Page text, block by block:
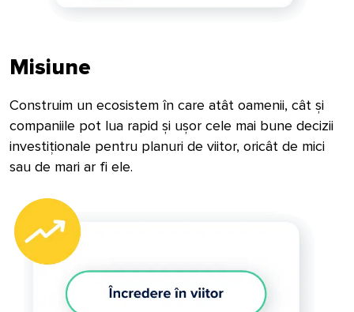
Misiune
Construim un ecosistem în care atât oamenii, cât și
companiile pot lua rapid și ușor cele mai bune decizii
investiționale pentru planuri de viitor, oricât de mici
sau de mari ar fi ele.